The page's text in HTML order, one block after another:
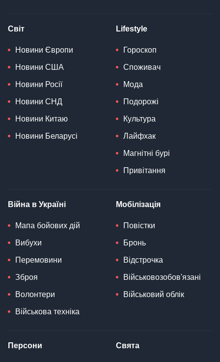
Світ
Новини Європи
Новини США
Новини Росії
Новини СНД
Новини Китаю
Новини Беларусі
Lifestyle
Гороскоп
Споживач
Мода
Подорожі
Культура
Лайфхак
Магнітні бурі
Привітання
Війна в Україні
Мапа бойових дій
Вибухи
Перемовини
Зброя
Волонтери
Військова техніка
Мобілізація
Повістки
Бронь
Відстрочка
Військовозобов'язані
Військовий облік
Персони Свята